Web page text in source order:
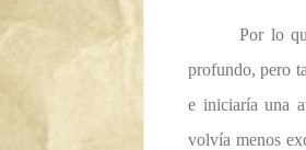
Por lo
profundo, pero
e iniciaría una
volvía menos